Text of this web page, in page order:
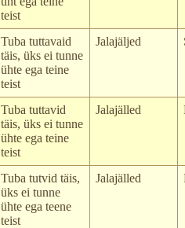
teist
Tuba tuttavaid
täis, üks ei tunne
ühte ega teine
teist
Jalajäljed
Tuba tuttavid
täis, üks ei tunne
ühte ega teine
teist
Jalajälled
Tuba tutvid täis,
üks ei tunne
ühte ega teene
teist
Jalajälled